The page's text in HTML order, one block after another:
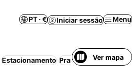
PT · € Iniciar sessão Menu
Estacionamento Praia Aparthotel
Ver mapa